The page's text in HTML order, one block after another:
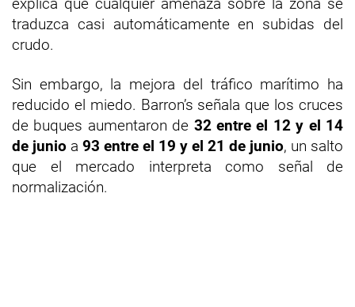
traduzca casi automáticamente en subidas del
crudo.
Sin embargo, la mejora del tráfico marítimo ha
reducido el miedo. Barron’s señala que los cruces
de buques aumentaron de 32 entre el 12 y el 14
de junio a 93 entre el 19 y el 21 de junio, un salto
que el mercado interpreta como señal de
normalización.